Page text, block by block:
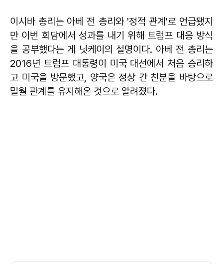
이시바 총리는 아베 전 총리와 '정적 관계'로 언급됐지
만 이번 회담에서 성과를 내기 위해 트럼프 대응 방식
을 공부했다는 게 닛케이의 설명이다. 아베 전 총리는
2016년 트럼프 대통령이 미국 대선에서 처음 승리하
고 미국을 방문했고, 양국은 정상 간 친분을 바탕으로
밀월 관계를 유지해온 것으로 알려졌다.